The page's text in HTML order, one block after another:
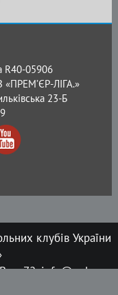
R40-05906
«ПРЕМ’ЄР-ЛІГА.»
23-Б
клубів України
Вал, 72, info@upl.ua